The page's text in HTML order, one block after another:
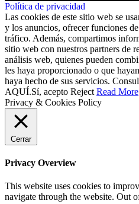
Política de privacidad
Las cookies de este sitio web se
y los anuncios, ofrecer funciones
tráfico. Además, compartimos
sitio web con nuestros partners de
análisis web, quienes pueden
les haya proporcionado o que
haya hecho de sus servicios.
AQUÍ.Sí, acepto Reject Read More
Privacy & Cookies Policy
Cerrar
Privacy Overview
This website uses cookies to
navigate through the website. Out